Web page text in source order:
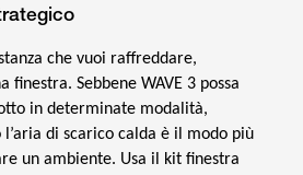
che vuoi raffreddare,
finestra. Sebbene WAVE 3 possa
in determinate modalità,
l’aria di scarico calda è il modo più
un ambiente. Usa il kit finestra